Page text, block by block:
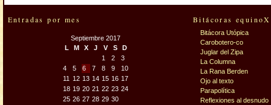
Entradas por mes
Septiembre 2017
L
M X J V S D
1 2
3
4
5 6 7 8 9
10
11
12 13 14 15 16 17
18 19 20 21 22 23 24
25 26 27 28 29 30
Bitácoras
Bitácora Utópica
Carobotero-co
Juglar del Zipa
La Columna
La Rana Berden
Ojo al texto
Parapolítica
Reflexiones al desnudo